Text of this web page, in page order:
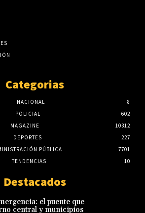
Categorias
NACIONAL
8
POLICIAL
602
MAGAZINE
10312
DEPORTES
227
PÚBLICA
7701
TENDENCIAS
10
Destacados
el puente que
central y municipios